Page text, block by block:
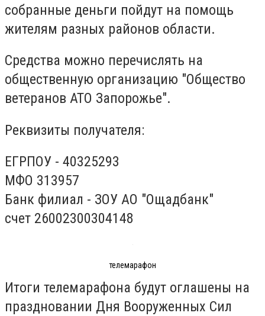
собранные деньги пойдут на помощь
жителям разных районов области.
Средства можно перечислять на
общественную организацию "Общество
ветеранов АТО Запорожье".
Реквизиты получателя:
ЕГРПОУ - 40325293
МФО 313957
Банк филиал - ЗОУ АО "Ощадбанк"
счет 26002300304148
телемарафон
Итоги телемарафона будут оглашены на
праздновании Дня Вооруженных Сил